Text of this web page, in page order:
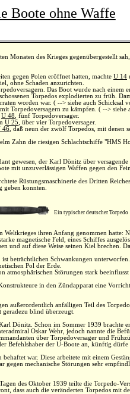
Boote ohne Waffe
Monaten des Krieges gegenübergestellt
gegen Polen eröffnet hatten, machte U 14
ohne Schaden anzurichten.
Das Boot wurde nach
Torpedos explodierten zu früh.
worden war. ( --> siehe auch Schicksal
Torpedoversagern zu kämpfen. ( --> siehe
U 48 , fünf Torpedoversager.
U 25 , über vier Torpedoversager.
46 , daß neun der zwölf Torpedos, mit denen
Zahn die riesigen Schlachtschiffe "HMS
gewesen, der Karl Dönitz über
mit unzuverlässigen Waffen gegen den
Rüstungsmaschinerie des Dritten
geben konnten.
Ein typischer deutscher Torpedo
ihren Anfang genommen hatte:
magnetische Feld, eines Schiffes
und auf diese Weise seinen Kiel brechen.
beträchtlichen Schwankungen
Pol der Erde.
atmosphärischen Störungen stark beeinflusst
in den Zündapparat eine
außerordentlich anfälligen Teil des
blind überzeugt.
Dönitz. Schon im Sommer 1939 brachte
Oskar Wehr, jedoch nannte die
über Torpedoversager und
Befehlshaber der U-Boote an, künftig
war. Diese arbeitete mit einem
mechanische Störungen sehr
des Oktober 1939 teilte die Torpedo-
dass auch die veränderten Torpedos mit